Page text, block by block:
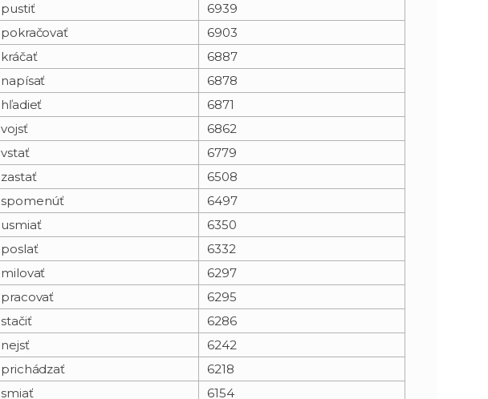
pustiť
6939
pokračovať
6903
kráčať
6887
napísať
6878
hľadieť
6871
vojsť
6862
vstať
6779
zastať
6508
spomenúť
6497
usmiať
6350
poslať
6332
milovať
6297
pracovať
6295
stačiť
6286
nejsť
6242
prichádzať
6218
smiať 6154